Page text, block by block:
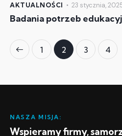
AKTUALNOŚCI 23 stycznia,
Badania potrzeb
1 2 3 4
NASZA MISJA:
Wspieramy firmy,